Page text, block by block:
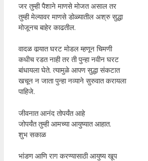
जर तुम्ही पैशाने माणसे मोजत असाल तर
तुम्ही मेल्यावर माणसे डोळ्यातील अश्रु सुद्धा
मोजूनच बाहेर काढतील.
वादळ वार्‍यात घरट मोडल म्हणून चिमणी
कधीच रडत नाही तर ती पुन्हा नवीन घरट
बांधायला घेते. त्यामुळे आपण सुद्धा संकटात
खचून न जाता पुन्हा नव्याने सुरुवात करायला
पाहिजे.
जीवनात आनंद तोपर्यंत आहे
जोपर्यंत तुम्ही आमच्या आयुष्यात आहात.
शुभ सकाळ
भांडण आणि राग करण्यासाठी आयुष्य खूप